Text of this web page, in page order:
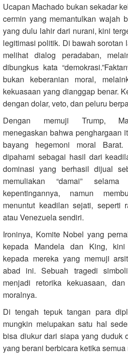
Ucapan Machado bukan sekadar
cermin yang memantulkan wajah
yang dulu lahir dari nurani, kini
legitimasi politik. Di bawah sorotan
melihat dialog peradaban,
dibungkus kata
bukan keberanian moral,
kekuasaan yang dianggap benar.
dengan dolar, veto, dan peluru
Dengan memuji Trump,
menegaskan bahwa penghargaan
bayang hegemoni moral
dipahami sebagai hasil dari
dominasi yang berhasil dijual
memuliakan “damai”
kepentingannya, namun
menuntut keadilan sejati, seperti
atau Venezuela sendiri.
Ironinya, Komite Nobel yang
kepada Mandela dan King, kini
kepada mereka yang memuji
abad ini. Sebuah tragedi
menjadi retorika kekuasaan,
moralnya.
Di tengah tepuk tangan para
mungkin melupakan satu hal
bisa diukur dari siapa yang duduk
yang berani berbicara ketika